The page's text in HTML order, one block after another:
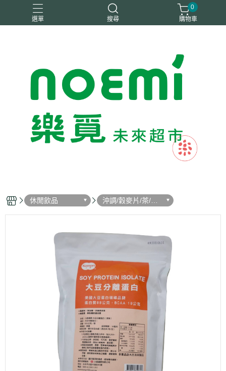
選單 搜尋
0
購物車
休閒飲品
沖調/穀麥片/茶/咖
啡/可可